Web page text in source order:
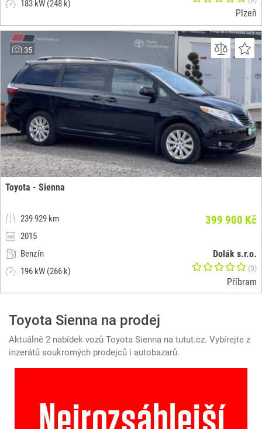
183 kW (248 k)
Plzeň
35
Toyota - Sienna
239 929 km
2015
Benzín
196 kW (266 k)
399 900 Kč
Dolák s.r.o.
(0)
Příbram
Toyota Sienna na prodej
Aktuálně 2 nabídek vozů Toyota Sienna na tutut.cz. Vybírejte z
inzerátů soukromých prodejců i autobazarů.